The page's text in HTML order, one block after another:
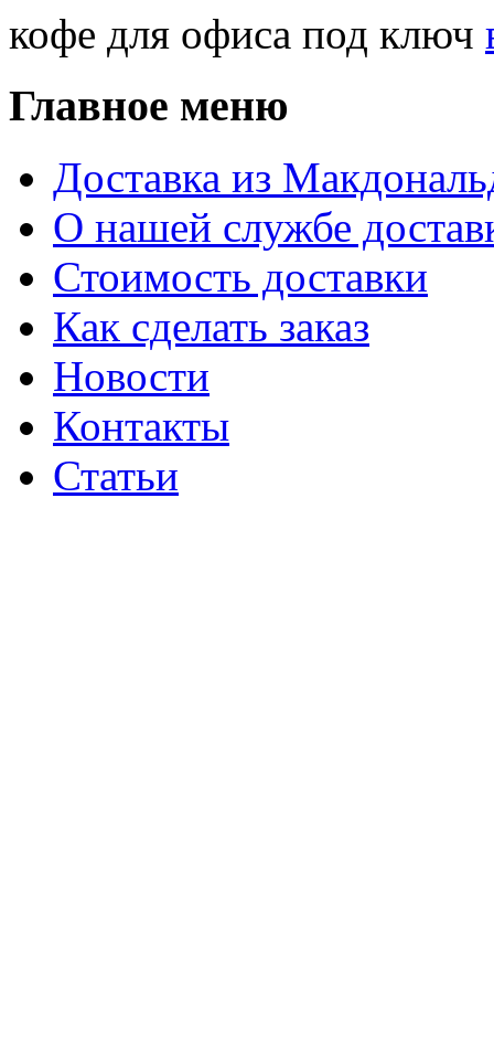
кофе для офиса под ключ
Главное меню
Доставка из
О нашей службе
Стоимость доставки
Как сделать заказ
Новости
Контакты
Статьи